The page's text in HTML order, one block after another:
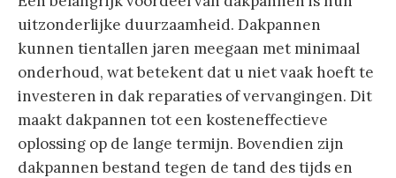
uitzonderlijke duurzaamheid. Dakpannen
kunnen tientallen jaren meegaan met minimaal
onderhoud, wat betekent dat u niet vaak hoeft te
investeren in dak reparaties of vervangingen. Dit
maakt dakpannen tot een kosteneffectieve
oplossing op de lange termijn. Bovendien zijn
dakpannen bestand tegen de tand des tijds en